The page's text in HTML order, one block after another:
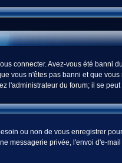
connecter. Avez-vous été banni
vous n'êtes pas banni et que
l'administrateur du forum; il se
ou non de vous enregistrer
messagerie privée, l'envoi d'e-